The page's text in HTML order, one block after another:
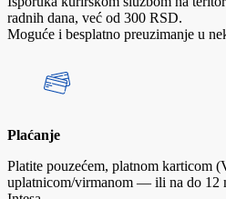
radnih dana, već od 300 RSD.
Moguće i besplatno preuzimanje u
Plaćanje
Platite pouzećem, platnom karticom
uplatnicom/virmanom — ili na do 12